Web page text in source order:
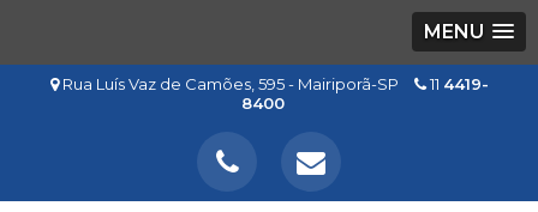
MENU
Rua Luís Vaz de Camões, 595 - Mairiporã-SP 11 4419-
8400